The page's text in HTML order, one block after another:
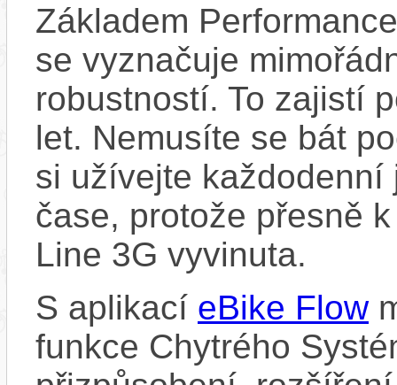
Základem
se vyznačuje
robustností. To zajistí
let. Nemusíte se bát
si užívejte
čase, protože přesně
Line 3G vyvinuta.
S aplikací eBike Flow
funkce Chytrého